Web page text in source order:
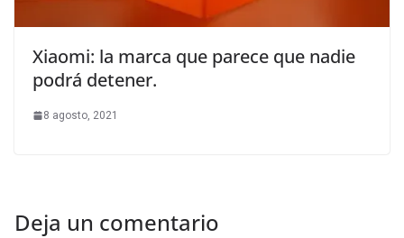
Xiaomi: la marca que parece que nadie
podrá detener.
8 agosto, 2021
Deja un comentario